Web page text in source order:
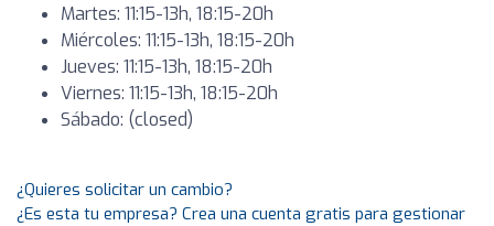
Martes: 11:15-13h, 18:15-20h
Miércoles: 11:15-13h, 18:15-20h
Jueves: 11:15-13h, 18:15-20h
Viernes: 11:15-13h, 18:15-20h
Sábado: (closed)
¿Quieres solicitar un cambio?
¿Es esta tu empresa? Crea una cuenta gratis para gestionar